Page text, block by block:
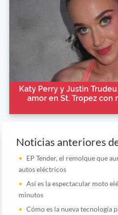
Katy Perry y Justin
amor en St. Tropez con
Noticias anteriores
EP Tender, el remolque que
autos eléctricos
Así es la espectacular moto
minutos
Cómo es la nueva tecnología